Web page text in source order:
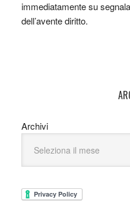
immediatamente su
dell’avente diritto.
Archivi